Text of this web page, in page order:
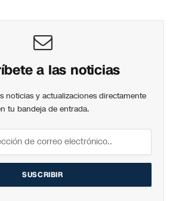
a las noticias
noticias y actualizaciones directamente
tu bandeja de entrada.